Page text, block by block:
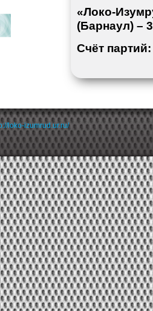
«Локо-
(Барнаул) –
Счёт
loko-izumrud.ur.ru/